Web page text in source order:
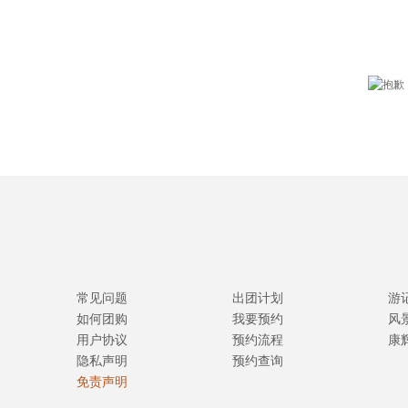
常见问题
如何团购
用户协议
隐私声明
免责声明
出团计划
我要预约
预约流程
预约查询
游
风
康